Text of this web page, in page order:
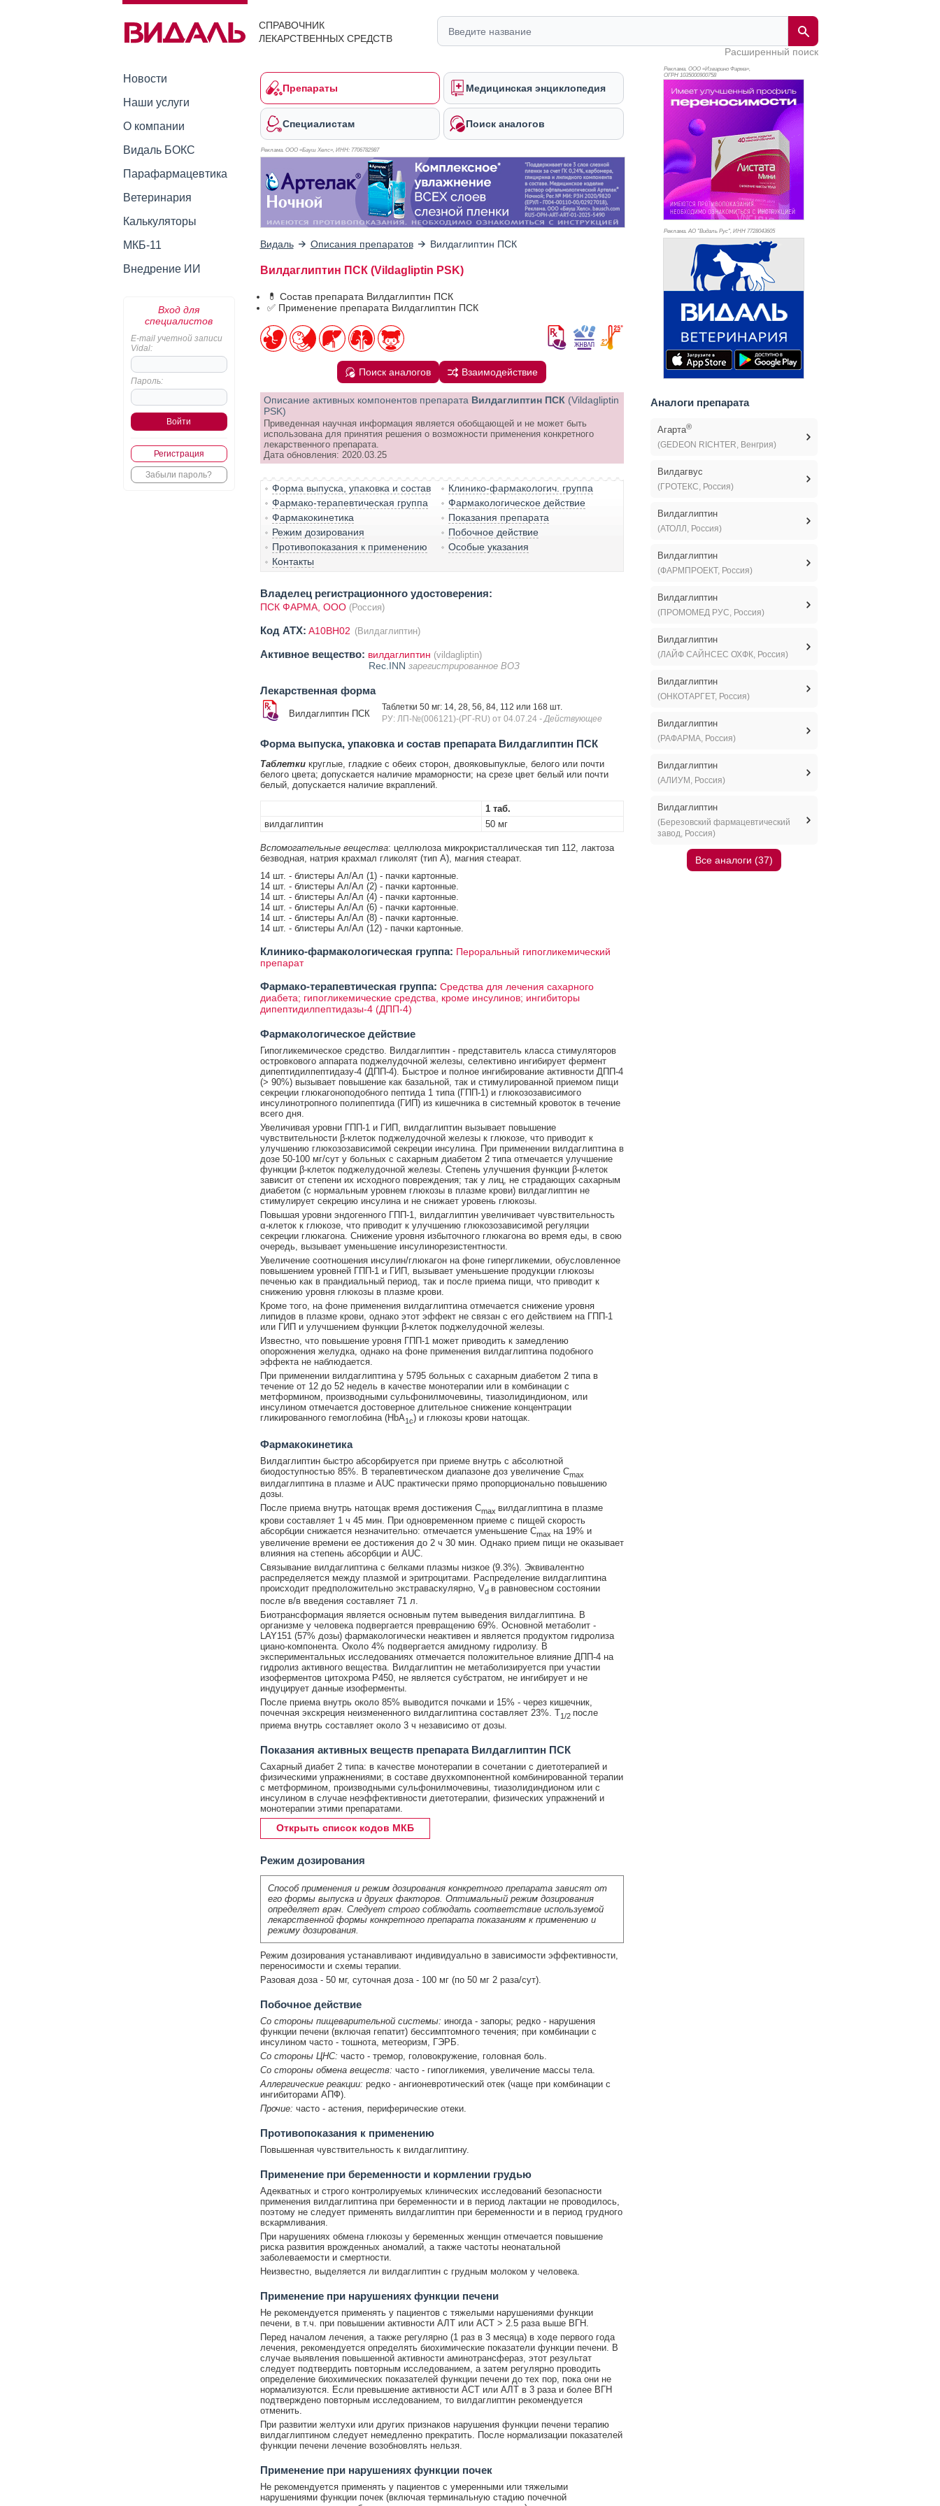
СПРАВОЧНИК
ЛЕКАРСТВЕННЫХ СРЕДСТВ
Расширенный поиск
Новости
Наши услуги
О компании
Видаль БОКС
Парафармацевтика
Ветеринария
Калькуляторы
МКБ-11
Внедрение ИИ
Вход для
специалистов
E-mail учетной записи
Vidal:
Пароль:
Регистрация
Забыли пароль?
Препараты Медицинская энциклопедия
Специалистам Поиск аналогов
Реклама. ООО «Бауш Хелс», ИНН: 7706782987
Видаль Описания препаратов Вилдаглиптин ПСК
Вилдаглиптин ПСК (Vildagliptin PSK)
💊 Состав препарата Вилдаглиптин ПСК
✅ Применение препарата Вилдаглиптин ПСК
Поиск аналогов Взаимодействие
Описание активных компонентов препарата Вилдаглиптин ПСК (Vildagliptin
PSK)
Приведенная научная информация является обобщающей и не может быть
использована для принятия решения о возможности применения конкретного
лекарственного препарата.
Дата обновления: 2020.03.25
Форма выпуска, упаковка и состав
Клинико-фармакологич. группа
Фармако-терапевтическая группа
Фармакологическое действие
Фармакокинетика
Показания препарата
Режим дозирования
Побочное действие
Противопоказания к применению
Особые указания
Контакты
Владелец регистрационного удостоверения:
ПСК ФАРМА, OOO (Россия)
Код ATX: A10BH02 (Вилдаглиптин)
Активное вещество: вилдаглиптин (vildagliptin)
Rec.INN зарегистрированное ВОЗ
Лекарственная форма
Вилдаглиптин ПСК
Таблетки 50 мг: 14, 28, 56, 84, 112 или 168 шт.
РУ: ЛП-№(006121)-(РГ-RU) от 04.07.24 - Действующее
Форма выпуска, упаковка и состав препарата Вилдаглиптин ПСК
Таблеткикруглые, гладкие с обеих сторон, двояковыпуклые, белого или почти
белого цвета; допускается наличие мраморности; на срезе цвет белый или почти
белый, допускается наличие вкраплений.
1 таб.
вилдаглиптин
50 мг
Вспомогательные вещества: целлюлоза микрокристаллическая тип 112, лактоза
безводная, натрия крахмал гликолят (тип А), магния стеарат.
14 шт. - блистеры Ал/Ал (1) - пачки картонные.
14 шт. - блистеры Ал/Ал (2) - пачки картонные.
14 шт. - блистеры Ал/Ал (4) - пачки картонные.
14 шт. - блистеры Ал/Ал (6) - пачки картонные.
14 шт. - блистеры Ал/Ал (8) - пачки картонные.
14 шт. - блистеры Ал/Ал (12) - пачки картонные.
Клинико-фармакологическая группа: Пероральный гипогликемический
препарат
Фармако-терапевтическая группа: Средства для лечения сахарного
диабета; гипогликемические средства, кроме инсулинов; ингибиторы
дипептидилпептидазы-4 (ДПП-4)
Фармакологическое действие
Гипогликемическое средство. Вилдаглиптин - представитель класса стимуляторов
островкового аппарата поджелудочной железы, селективно ингибирует фермент
дипептидилпептидазу-4 (ДПП-4). Быстрое и полное ингибирование активности ДПП-4
(> 90%) вызывает повышение как базальной, так и стимулированной приемом пищи
секреции глюкагоноподобного пептида 1 типа (ГПП-1) и глюкозозависимого
инсулинотропного полипептида (ГИП) из кишечника в системный кровоток в течение
всего дня.
Увеличивая уровни ГПП-1 и ГИП, вилдаглиптин вызывает повышение
чувствительности β-клеток поджелудочной железы к глюкозе, что приводит к
улучшению глюкозозависимой секреции инсулина. При применении вилдаглиптина в
дозе 50-100 мг/сут у больных с сахарным диабетом 2 типа отмечается улучшение
функции β-клеток поджелудочной железы. Степень улучшения функции β-клеток
зависит от степени их исходного повреждения; так у лиц, не страдающих сахарным
диабетом (с нормальным уровнем глюкозы в плазме крови) вилдаглиптин не
стимулирует секрецию инсулина и не снижает уровень глюкозы.
Повышая уровни эндогенного ГПП-1, вилдаглиптин увеличивает чувствительность
α-клеток к глюкозе, что приводит к улучшению глюкозозависимой регуляции
секреции глюкагона. Снижение уровня избыточного глюкагона во время еды, в свою
очередь, вызывает уменьшение инсулинорезистентности.
Увеличение соотношения инсулин/глюкагон на фоне гипергликемии, обусловленное
повышением уровней ГПП-1 и ГИП, вызывает уменьшение продукции глюкозы
печенью как в прандиальный период, так и после приема пищи, что приводит к
снижению уровня глюкозы в плазме крови.
Кроме того, на фоне применения вилдаглиптина отмечается снижение уровня
липидов в плазме крови, однако этот эффект не связан с его действием на ГПП-1
или ГИП и улучшением функции β-клеток поджелудочной железы.
Известно, что повышение уровня ГПП-1 может приводить к замедлению
опорожнения желудка, однако на фоне применения вилдаглиптина подобного
эффекта не наблюдается.
При применении вилдаглиптина у 5795 больных с сахарным диабетом 2 типа в
течение от 12 до 52 недель в качестве монотерапии или в комбинации с
метформином, производными сульфонилмочевины, тиазолидиндионом, или
инсулином отмечается достоверное длительное снижение концентрации
гликированного гемоглобина (HbA1с) и глюкозы крови натощак.
Фармакокинетика
Вилдаглиптин быстро абсорбируется при приеме внутрь с абсолютной
биодоступностью 85%. В терапевтическом диапазоне доз увеличение Cmax
вилдаглиптина в плазме и AUC практически прямо пропорционально повышению
дозы.
После приема внутрь натощак время достижения Cmax вилдаглиптина в плазме
крови составляет 1 ч 45 мин. При одновременном приеме с пищей скорость
абсорбции снижается незначительно: отмечается уменьшение Cmax на 19% и
увеличение времени ее достижения до 2 ч 30 мин. Однако прием пищи не оказывает
влияния на степень абсорбции и AUC.
Связывание вилдаглиптина с белками плазмы низкое (9.3%). Эквивалентно
распределяется между плазмой и эритроцитами. Распределение вилдаглиптина
происходит предположительно экстраваскулярно, Vd в равновесном состоянии
после в/в введения составляет 71 л.
Биотрансформация является основным путем выведения вилдаглиптина. В
организме у человека подвергается превращению 69%. Основной метаболит -
LAY151 (57% дозы) фармакологически неактивен и является продуктом гидролиза
циано-компонента. Около 4% подвергается амидному гидролизу. В
экспериментальных исследованиях отмечается положительное влияние ДПП-4 на
гидролиз активного вещества. Вилдаглиптин не метаболизируется при участии
изоферментов цитохрома Р450, не является субстратом, не ингибирует и не
индуцирует данные изоферменты.
После приема внутрь около 85% выводится почками и 15% - через кишечник,
почечная экскреция неизмененного вилдаглиптина составляет 23%. T1/2 после
приема внутрь составляет около 3 ч независимо от дозы.
Показания активных веществ препарата Вилдаглиптин ПСК
Сахарный диабет 2 типа: в качестве монотерапии в сочетании с диетотерапией и
физическими упражнениями; в составе двухкомпонентной комбинированной терапии
с метформином, производными сульфонилмочевины, тиазолидиндионом или с
инсулином в случае неэффективности диетотерапии, физических упражнений и
монотерапии этими препаратами.
Открыть список кодов МКБ
Режим дозирования
Способ применения и режим дозирования конкретного препарата зависят от
его формы выпуска и других факторов. Оптимальный режим дозирования
определяет врач. Следует строго соблюдать соответствие используемой
лекарственной формы конкретного препарата показаниям к применению и
режиму дозирования.
Режим дозирования устанавливают индивидуально в зависимости эффективности,
переносимости и схемы терапии.
Разовая доза - 50 мг, суточная доза - 100 мг (по 50 мг 2 раза/сут).
Побочное действие
Со стороны пищеварительной системы: иногда - запоры; редко - нарушения
функции печени (включая гепатит) бессимптомного течения; при комбинации с
инсулином часто - тошнота, метеоризм, ГЭРБ.
Со стороны ЦНС: часто - тремор, головокружение, головная боль.
Со стороны обмена веществ: часто - гипогликемия, увеличение массы тела.
Аллергические реакции: редко - ангионевротический отек (чаще при комбинации с
ингибиторами АПФ).
Прочие: часто - астения, периферические отеки.
Противопоказания к применению
Повышенная чувствительность к вилдаглиптину.
Применение при беременности и кормлении грудью
Адекватных и строго контролируемых клинических исследований безопасности
применения вилдаглиптина при беременности и в период лактации не проводилось,
поэтому не следует применять вилдаглиптин при беременности и в период грудного
вскармливания.
При нарушениях обмена глюкозы у беременных женщин отмечается повышение
риска развития врожденных аномалий, а также частоты неонатальной
заболеваемости и смертности.
Неизвестно, выделяется ли вилдаглиптин с грудным молоком у человека.
Применение при нарушениях функции печени
Не рекомендуется применять у пациентов с тяжелыми нарушениями функции
печени, в т.ч. при повышении активности АЛТ или АСТ > 2.5 раза выше ВГН.
Перед началом лечения, а также регулярно (1 раз в 3 месяца) в ходе первого года
лечения, рекомендуется определять биохимические показатели функции печени. В
случае выявления повышенной активности аминотрансфераз, этот результат
следует подтвердить повторным исследованием, а затем регулярно проводить
определение биохимических показателей функции печени до тех пор, пока они не
нормализуются. Если превышение активности АСТ или АЛТ в 3 раза и более ВГН
подтверждено повторным исследованием, то вилдаглиптин рекомендуется
отменить.
При развитии желтухи или других признаков нарушения функции печени терапию
вилдаглиптином следует немедленно прекратить. После нормализации показателей
функции печени лечение возобновлять нельзя.
Применение при нарушениях функции почек
Не рекомендуется применять у пациентов с умеренными или тяжелыми
нарушениями функции почек (включая терминальную стадию почечной
Реклама. ООО «Изварино Фарма»,
ОГРН 1035000900758
Реклама. АО "Видаль Рус", ИНН 7728043605
Аналоги препарата
Агарта®
(GEDEON RICHTER, Венгрия)
Вилдагвус
(ГРОТЕКС, Россия)
Вилдаглиптин
(АТОЛЛ, Россия)
Вилдаглиптин
(ФАРМПРОЕКТ, Россия)
Вилдаглиптин
(ПРОМОМЕД РУС, Россия)
Вилдаглиптин
(ЛАЙФ САЙНСЕС ОХФК, Россия)
Вилдаглиптин
(ОНКОТАРГЕТ, Россия)
Вилдаглиптин
(РАФАРМА, Россия)
Вилдаглиптин
(АЛИУМ, Россия)
Вилдаглиптин
(Березовский фармацевтический
завод, Россия)
Все аналоги (37)